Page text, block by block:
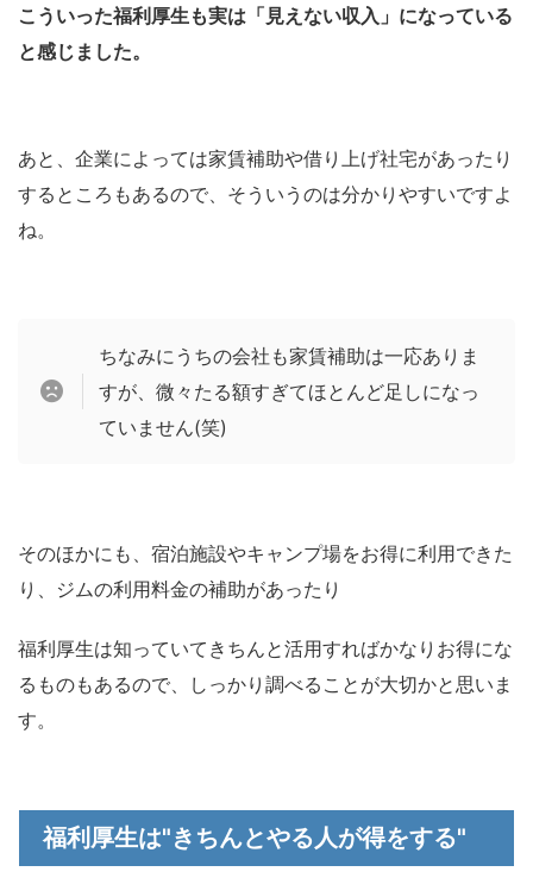
こういった福利厚生も実は「見えない収入」になっている
と感じました。
あと、企業によっては家賃補助や借り上げ社宅があったり
するところもあるので、そういうのは分かりやすいですよ
ね。
ちなみにうちの会社も家賃補助は一応ありま
すが、微々たる額すぎてほとんど足しになっ
ていません(笑)
そのほかにも、宿泊施設やキャンプ場をお得に利用できた
り、ジムの利用料金の補助があったり
福利厚生は知っていてきちんと活用すればかなりお得にな
るものもあるので、しっかり調べることが大切かと思いま
す。
福利厚生は"きちんとやる人が得をする"